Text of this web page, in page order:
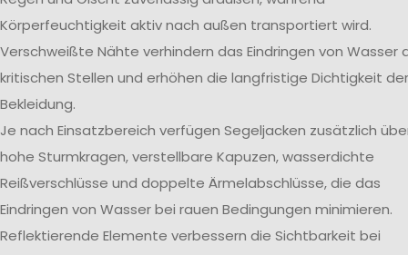
Körperfeuchtigkeit aktiv nach außen transportiert wird.
Verschweißte Nähte verhindern das Eindringen von Wasser
kritischen Stellen und erhöhen die langfristige Dichtigkeit der
Bekleidung.
Je nach Einsatzbereich verfügen Segeljacken zusätzlich
hohe Sturmkragen, verstellbare Kapuzen, wasserdichte
Reißverschlüsse und doppelte Ärmelabschlüsse, die das
Eindringen von Wasser bei rauen Bedingungen minimieren.
Reflektierende Elemente verbessern die Sichtbarkeit bei